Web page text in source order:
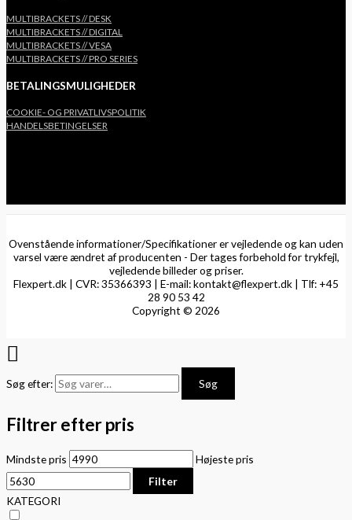
MULTIBRACKETS // DESK
MULTIBRACKETS // DIGITAL
MULTIBRACKETS // VESA
MULTIBRACKETS // PRO SERIES
BETALINGSMULIGHEDER
COOKIE- OG PRIVATLIVSPOLITIK
HANDELSBETINGELSER
Ovenstående informationer/Specifikationer er vejledende og kan uden
varsel være ændret af producenten - Der tages forbehold for trykfejl,
vejledende billeder og priser.
Flexpert.dk | CVR: 35366393 | E-mail: kontakt@flexpert.dk | Tlf: +45
28 90 53 42
Copyright © 2026
Søg efter: Søg
Filtrer efter pris
Mindste pris
Højeste pris
Filter
KATEGORI